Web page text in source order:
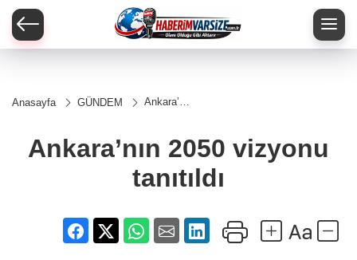
Anasayfa GÜNDEM
Ankara’nın
tanıtıldı
Ankara’nın 2050 vizyonu
tanıtıldı